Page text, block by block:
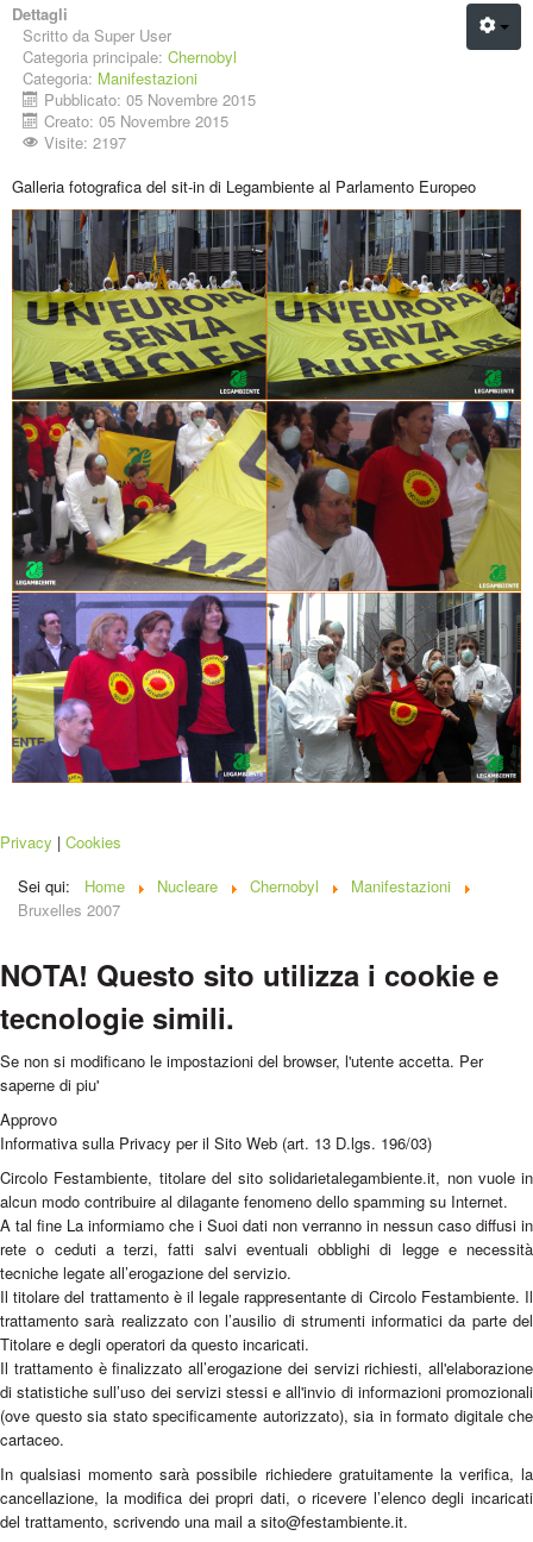
Dettagli
Scritto da Super User
Categoria principale: Chernobyl
Categoria: Manifestazioni
Pubblicato: 05 Novembre 2015
Creato: 05 Novembre 2015
Visite: 2197
Galleria fotografica del sit-in di Legambiente al Parlamento Europeo
Privacy | Cookies
Sei qui:
Home Nucleare Chernobyl
Manifestazioni
Bruxelles 2007
NOTA! Questo sito utilizza i cookie e
tecnologie simili.
Se non si modificano le impostazioni del browser, l'utente accetta. Per
saperne di piu'
Approvo
Informativa sulla Privacy per il Sito Web (art. 13 D.lgs. 196/03)
Circolo Festambiente, titolare del sito solidarietalegambiente.it, non vuole in
alcun modo contribuire al dilagante fenomeno dello spamming su Internet.
A tal fine La informiamo che i Suoi dati non verranno in nessun caso diffusi in
rete o ceduti a terzi, fatti salvi eventuali obblighi di legge e necessità
tecniche legate all’erogazione del servizio.
Il titolare del trattamento è il legale rappresentante di Circolo Festambiente. Il
trattamento sarà realizzato con l’ausilio di strumenti informatici da parte del
Titolare e degli operatori da questo incaricati.
Il trattamento è finalizzato all’erogazione dei servizi richiesti, all'elaborazione
di statistiche sull’uso dei servizi stessi e all'invio di informazioni promozionali
(ove questo sia stato specificamente autorizzato), sia in formato digitale che
cartaceo.
In qualsiasi momento sarà possibile richiedere gratuitamente la verifica, la
cancellazione, la modifica dei propri dati, o ricevere l’elenco degli incaricati
del trattamento, scrivendo una mail a sito@festambiente.it.